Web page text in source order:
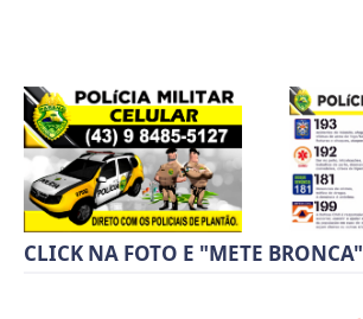
CLICK NA FOTO E "METE BRONCA"